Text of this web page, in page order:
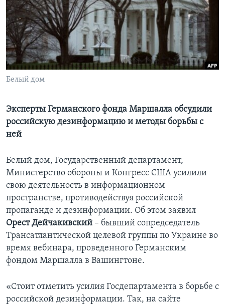
Learning English
СОЦИАЛЬНЫЕ СЕТИ
Белый дом
Эксперты Германского фонда Маршалла обсудили
российскую дезинформацию и методы борьбы с
ней
Белый дом, Государственный департамент,
Министерство обороны и Конгресс США усилили
свою деятельность в информационном
пространстве, противодействуя российской
пропаганде и дезинформации. Об этом заявил
Орест Дейчакивский – бывший сопредседатель
Трансатлантической целевой группы по Украине во
время вебинара, проведенного Германским
фондом Маршалла в Вашингтоне.
«Стоит отметить усилия Госдепартамента в борьбе с
российской дезинформации. Так, на сайте